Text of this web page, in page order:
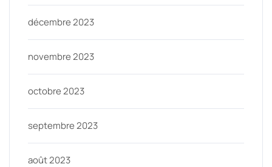
décembre 2023
novembre 2023
octobre 2023
septembre 2023
août 2023